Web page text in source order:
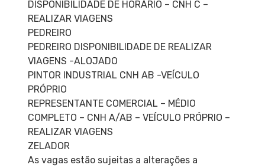
DISPONIBILIDADE DE HORÁRIO – CNH C –
REALIZAR VIAGENS
PEDREIRO
PEDREIRO DISPONIBILIDADE DE REALIZAR
VIAGENS -ALOJADO
PINTOR INDUSTRIAL CNH AB -VEÍCULO
PRÓPRIO
REPRESENTANTE COMERCIAL – MÉDIO
COMPLETO – CNH A/AB – VEÍCULO PRÓPRIO –
REALIZAR VIAGENS
ZELADOR
As vagas estão sujeitas a alterações a